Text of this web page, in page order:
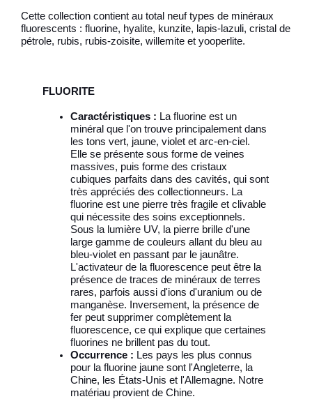
Cette collection contient au total neuf types de minéraux
fluorescents : fluorine, hyalite, kunzite, lapis-lazuli, cristal de
pétrole, rubis, rubis-zoisite, willemite et yooperlite.
FLUORITE
Caractéristiques : La fluorine est un
minéral que l'on trouve principalement dans
les tons vert, jaune, violet et arc-en-ciel.
Elle se présente sous forme de veines
massives, puis forme des cristaux
cubiques parfaits dans des cavités, qui sont
très appréciés des collectionneurs. La
fluorine est une pierre très fragile et clivable
qui nécessite des soins exceptionnels.
Sous la lumière UV, la pierre brille d'une
large gamme de couleurs allant du bleu au
bleu-violet en passant par le jaunâtre.
L'activateur de la fluorescence peut être la
présence de traces de minéraux de terres
rares, parfois aussi d'ions d'uranium ou de
manganèse. Inversement, la présence de
fer peut supprimer complètement la
fluorescence, ce qui explique que certaines
fluorines ne brillent pas du tout.
Occurrence : Les pays les plus connus
pour la fluorine jaune sont l'Angleterre, la
Chine, les États-Unis et l'Allemagne. Notre
matériau provient de Chine.